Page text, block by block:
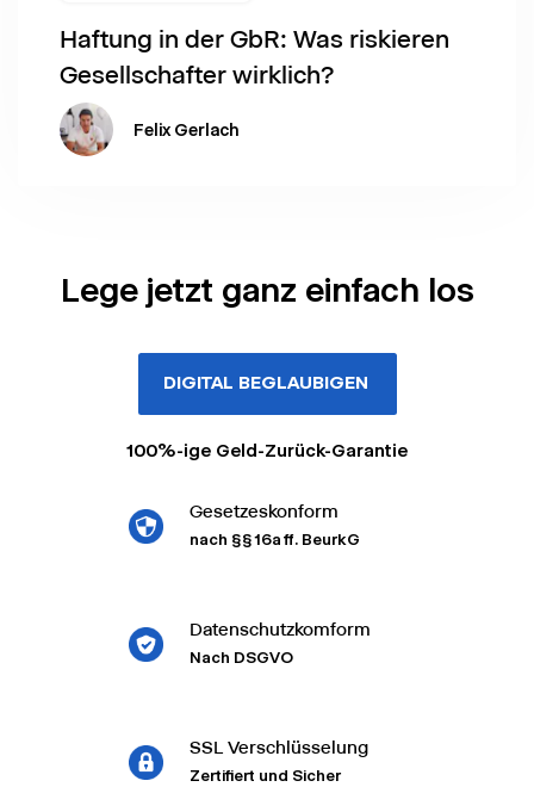
Haftung in der GbR: Was riskieren
Gesellschafter wirklich?
Felix Gerlach
Lege jetzt ganz einfach los
DIGITAL BEGLAUBIGEN
100%-ige Geld-Zurück-Garantie
Gesetzeskonform
nach §§ 16a ff. BeurkG
Datenschutzkomform
Nach DSGVO
SSL Verschlüsselung
Zertifiert und Sicher